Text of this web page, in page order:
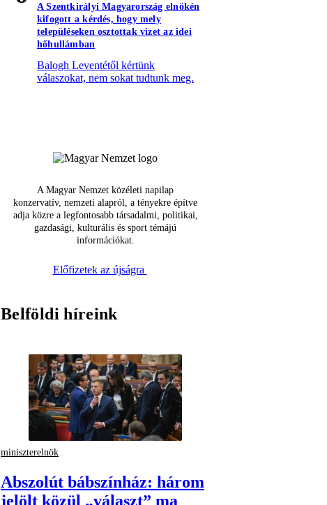
A Szentkirályi Magyarország elnökén
kifogott a kérdés, hogy mely
településeken osztottak vizet az idei
hőhullámban
Balogh Leventétől kértünk
válaszokat, nem sokat tudtunk meg.
A Magyar Nemzet közéleti napilap
konzervatív, nemzeti alapról, a tényekre építve
adja közre a legfontosabb társadalmi, politikai,
gazdasági, kulturális és sport témájú
információkat.
Előfizetek az újságra
Belföldi híreink
miniszterelnök
Abszolút bábszínház: három
jelölt közül „választ” ma